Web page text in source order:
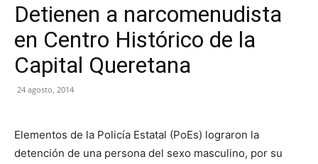
Detienen a narcomenudista
en Centro Histórico de la
Capital Queretana
24 agosto, 2014
Elementos de la Policía Estatal (PoEs) lograron la
detención de una persona del sexo masculino, por su